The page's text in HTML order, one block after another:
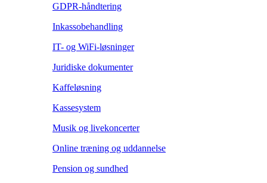
GDPR-håndtering
Inkassobehandling
IT- og WiFi-løsninger
Juridiske dokumenter
Kaffeløsning
Kassesystem
Musik og livekoncerter
Online træning og uddannelse
Pension og sundhed